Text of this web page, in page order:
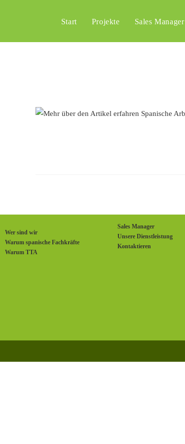
Start Projekte Sales Manager
Wer sind wir
Warum spanische Fachkräfte
Warum TTA
Sales Manager
Unsere Dienstleistung
Kontaktieren